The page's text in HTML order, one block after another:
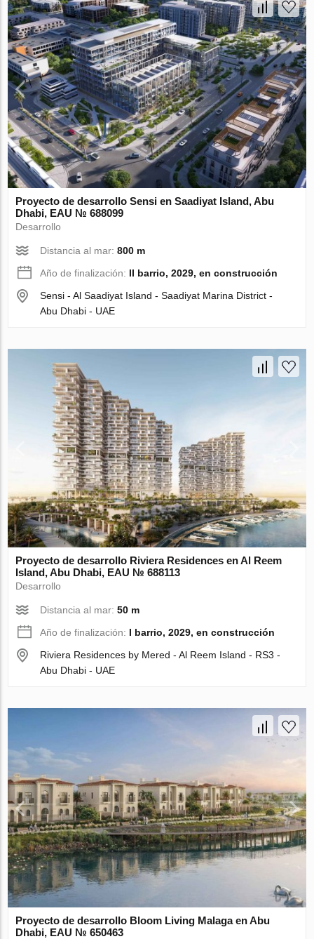
Proyecto de desarrollo Sensi en Saadiyat Island, Abu
Dhabi, EAU № 688099
Desarrollo
Distancia al mar:800 m
Año de finalización: II barrio, 2029, en construcción
Sensi - Al Saadiyat Island - Saadiyat Marina District -
Abu Dhabi - UAE
Proyecto de desarrollo Riviera Residences en Al Reem
Island, Abu Dhabi, EAU № 688113
Desarrollo
Distancia al mar:50 m
Año de finalización: I barrio, 2029, en construcción
Riviera Residences by Mered - Al Reem Island - RS3 -
Abu Dhabi - UAE
Proyecto de desarrollo Bloom Living Malaga en Abu
Dhabi, EAU № 650463